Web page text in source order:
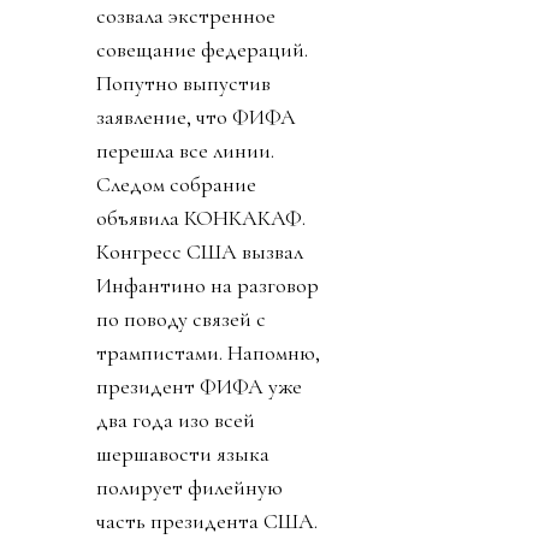
созвала экстренное
совещание федераций.
Попутно выпустив
заявление, что ФИФА
перешла все линии.
Следом собрание
объявила КОНКАКАФ.
Конгресс США вызвал
Инфантино на разговор
по поводу связей с
трампистами. Напомню,
президент ФИФА уже
два года изо всей
шершавости языка
полирует филейную
часть президента США.